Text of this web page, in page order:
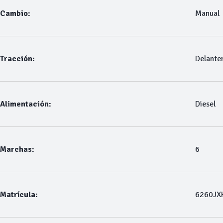
Cambio: Manual
Tracción:
Alimentación: Diesel
Marchas: 6
Matrícula: